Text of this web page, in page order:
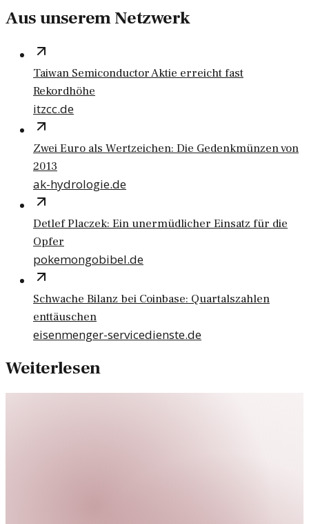
Aus unserem Netzwerk
Taiwan Semiconductor Aktie erreicht fast
Rekordhöhe
itzcc.de
Zwei Euro als Wertzeichen: Die Gedenkmünzen von
2013
ak-hydrologie.de
Detlef Placzek: Ein unermüdlicher Einsatz für die
Opfer
pokemongobibel.de
Schwache Bilanz bei Coinbase: Quartalszahlen
enttäuschen
eisenmenger-servicedienste.de
Weiterlesen